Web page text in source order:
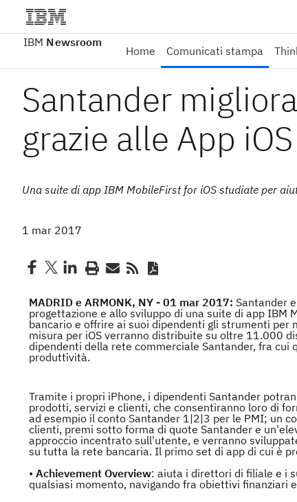
IBM Newsroom
Home Comunicati stampa
Santander
grazie alle App
Una suite di app IBM MobileFirst for iOS studiate per
1 mar 2017
MADRID e ARMONK, NY - 01 mar 2017: Santander
progettazione e allo sviluppo di una suite di app
bancario e offrire ai suoi dipendenti gli strumenti
misura per iOS verranno distribuite su oltre 11.000
dipendenti della rete commerciale Santander, fra
produttività.
Tramite i propri iPhone, i dipendenti Santander
prodotti, servizi e clienti, che consentiranno loro di
ad esempio il conto Santander 1|2|3 per le PMI; un
clienti, premi sotto forma di quote Santander e
approccio incentrato sull'utente, e verranno
su tutta la rete bancaria. Il primo set di app di cui è
• Achievement Overview: aiuta i direttori di filiale e i
qualsiasi momento, navigando fra obiettivi finanziari